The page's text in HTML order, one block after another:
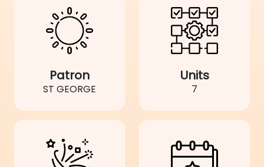
Patron
ST GEORGE
Units
7